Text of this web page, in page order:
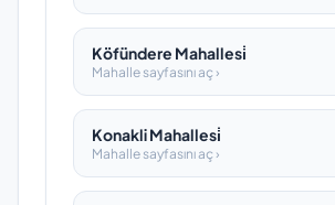
Köfündere Mahallesi̇
Mahalle sayfasını aç ›
Konakli Mahallesi̇
Mahalle sayfasını aç ›